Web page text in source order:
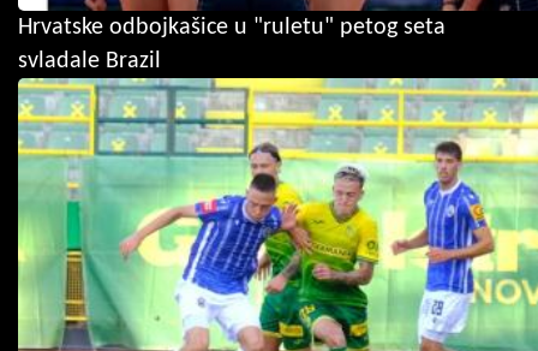
Hrvatske odbojkašice u "ruletu" petog seta
svladale Brazil